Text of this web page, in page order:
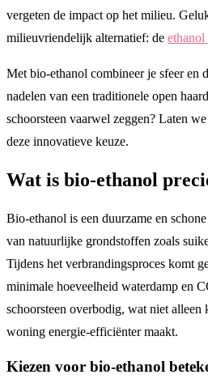
vergeten de impact op het milieu.
milieuvriendelijk alternatief: de ethanol
Met bio-ethanol combineer je sfeer en
nadelen van een traditionele open
schoorsteen vaarwel zeggen? Laten
deze innovatieve keuze.
Wat is bio-ethanol
Bio-ethanol is een duurzame en
van natuurlijke grondstoffen zoals
Tijdens het verbrandingsproces komt
minimale hoeveelheid waterdamp en
schoorsteen overbodig, wat niet alleen
woning energie-efficiënter maakt.
Kiezen voor bio-ethanol